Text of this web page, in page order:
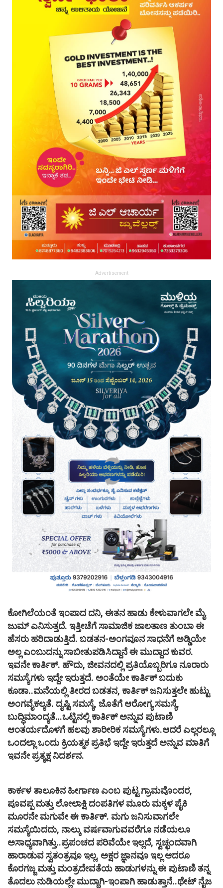
Advertisement
ಕೋಗಿಲೆಯಂತೆ ಇಂಪಾದ ದನಿ, ಈತನ ಹಾಡು ಕೇಳುವಾಗಲೇ ಮೈ
ಜುಮ್ ಎನಿಸುತ್ತದೆ. ಇತ್ತೀಚೆಗೆ ಸಾಮಾಜಿಕ ಜಾಲತಾಣ ತುಂಬಾ ಈ
ಹೆಸರು ಹರಿದಾಡುತ್ತಿದೆ. ಬಡತನ-ಅಂಗವೂನ ಸಾಧನೆಗೆ ಅಡ್ಡಿಯೇ
ಅಲ್ಲ ಎಂಬುದನ್ನು ಸಾಬೀತುಪಡಿಸಿದ್ದಾನೆ ಈ ಮುದ್ದಾದ ಕುವರ.
ಇವನೇ ಕಾರ್ತಿಕ್. ಹೌದು, ಜೀವನದಲ್ಲಿ ಪ್ರತಿಯೊಬ್ಬರಿಗೂ ನೂರಾರು
ಸಮಸ್ಯೆಗಳು ಇದ್ದೇ ಇರುತ್ತದೆ. ಅಂತೆಯೇ ಕಾರ್ತಿಕ್ ಬದುಕು
ಕೂಡಾ..ಮನೆಯಲ್ಲಿ ತೀರದ ಬಡತನ, ಕಾರ್ತಿಕ್ ಜನಿಸುತ್ತಲೇ ಹುಟ್ಟು
ಅಂಗವೈಕಲ್ಯತೆ. ದೃಷ್ಟಿ ಸಮಸ್ಯೆ, ಜೊತೆಗೆ ಆರೋಗ್ಯ ಸಮಸ್ಯೆ,
ಬುದ್ಧಿಮಾಂದ್ಯತೆ…ಒಟ್ಟಿನಲ್ಲಿ ಕಾರ್ತಿಕ್ ಅನ್ನುವ ಪುಟಾಣಿ
ಆಂತರ್ಯದೊಳಗೆ ಹಲವು ಶಾರೀರಿಕ ಸಮಸ್ಯೆಗಳು.ಆದರೆ ಎಲ್ಲರಲ್ಲೂ
ಒಂದಲ್ಲಾ ಒಂದು ಕ್ರಿಯತ್ಮಕ ಪ್ರತಿಭೆ ಇದ್ದೇ ಇರುತ್ತದೆ ಅನ್ನುವ ಮಾತಿಗೆ
ಇವನೇ ಪ್ರತ್ಯಕ್ಷ ನಿದರ್ಶನ.
ಕಾರ್ಕಳ ತಾಲೂಕಿನ ಹೀರ್ಗಾಣ ಎಂಬ ಪುಟ್ಟ ಗ್ರಾಮವೊಂದರ,
ಪೂವಪ್ಪ ಮತ್ತು ಲೋಲಾಕ್ಷಿ ದಂಪತಿಗಳ ಮೂರು ಮಕ್ಕಳ ಪೈಕಿ
ಮೂರನೇ ಮಗುವೇ ಈ ಕಾರ್ತಿಕ್. ಮಗು ಜನಿಸುವಾಗಲೇ
ಸಮಸ್ಯೆಯಿದದು, ನಾಲ್ಕು ವರ್ಷವಾಗುವವರೆಗೂ ನಡೆಯಲೂ
ಅಸಾಧ್ಯವಾಗಿತ್ತು..ಪ್ರಪಂಚದ ಪರಿವೆಯೇ ಇಲ್ಲದೆ, ಸ್ವಚ್ಛಂದವಾಗಿ
ಹಾರಾಡುವ ಸ್ವತಂತ್ರವೂ ಇಲ್ಲ, ಅಕ್ಷರ ಜ್ಞಾನವೂ ಇಲ್ಲ ಆದರೂ
ಕೊರಗಜ್ಜ ಮತ್ತು ಮಂತ್ರದೇವತೆಯ ಹಾಡುಗಳನ್ನು ಈ ಪುಟಾಣಿ ತನ್ನ
ತೊದಲು ನುಡಿಯಲ್ಲೇ ಮುದ್ದಾಗಿ-ಇಂಪಾಗಿ ಹಾಡುತ್ತಾನೆ..ಥೇಟ್ ನೈಜ